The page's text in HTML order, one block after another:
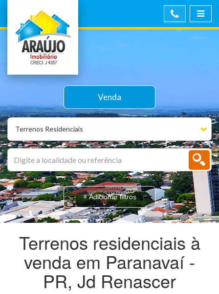
Terrenos Residenciais
Venda
+ Adicionar filtros
Terrenos residenciais à
venda em Paranavaí -
PR, Jd Renascer